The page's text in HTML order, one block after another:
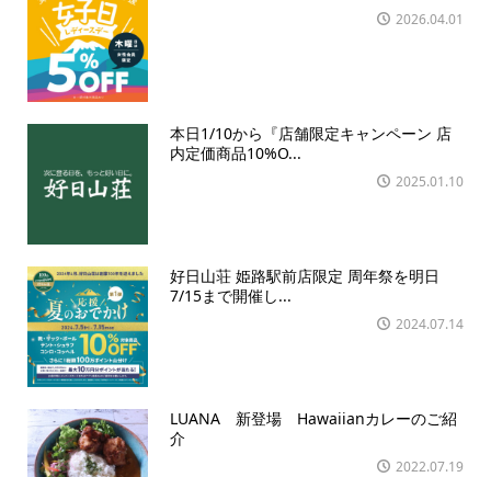
2026.04.01
本日1/10から『店舗限定キャンペーン 店
内定価商品10%O...
2025.01.10
好日山荘 姫路駅前店限定 周年祭を明日
7/15まで開催し...
2024.07.14
LUANA 新登場 Hawaiianカレーのご紹
介
2022.07.19